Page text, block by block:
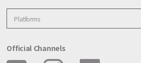
Official Channels